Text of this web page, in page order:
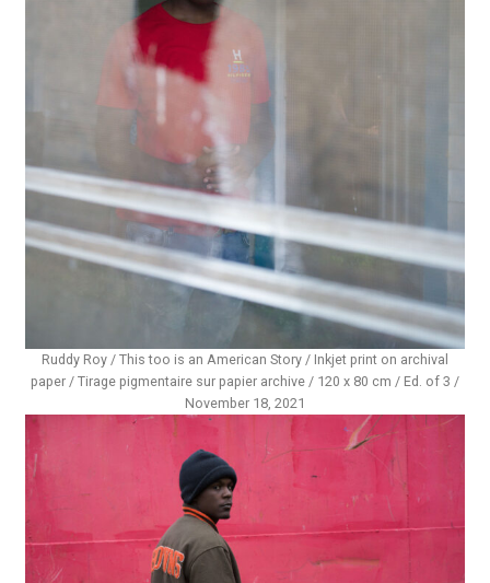
Ruddy Roy / This too is an American Story / Inkjet print on archival
paper / Tirage pigmentaire sur papier archive / 120 x 80 cm / Ed. of 3 /
November 18, 2021